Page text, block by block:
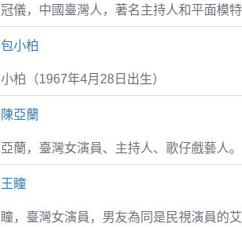
冠儀，中國臺灣人，著名主持人和平面模特
包小柏
小柏（1967年4月28日出生）
陳亞蘭
亞蘭，臺灣女演員、主持人、歌仔戲藝人。
王瞳
瞳，臺灣女演員，男友為同是民視演員的